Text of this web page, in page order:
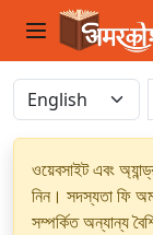
ওয়েবসাইট এবং
নিন। সদস্যতা ফি
সম্পর্কিত অন্যান্য